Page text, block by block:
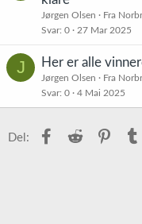
Jørgen Olsen
Fra
Svar 0 27 Mar 2025
J Her er alle
Jørgen Olsen
Fra
Svar 0 4 Mai 2025
Del: Facebook
Reddit